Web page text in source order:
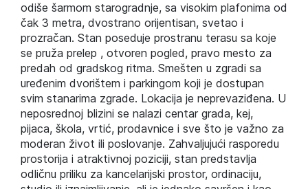
odiše šarmom starogradnje, sa visokim plafonima od
čak 3 metra, dvostrano orijentisan, svetao i
prozračan. Stan poseduje prostranu terasu sa koje
se pruža prelep , otvoren pogled, pravo mesto za
predah od gradskog ritma. Smešten u zgradi sa
uređenim dvorištem i parkingom koji je dostupan
svim stanarima zgrade. Lokacija je neprevaziđena. U
neposrednoj blizini se nalazi centar grada, kej,
pijaca, škola, vrtić, prodavnice i sve što je važno za
moderan život ili poslovanje. Zahvaljujući rasporedu
prostorija i atraktivnoj poziciji, stan predstavlja
odličnu priliku za kancelarijski prostor, ordinaciju,